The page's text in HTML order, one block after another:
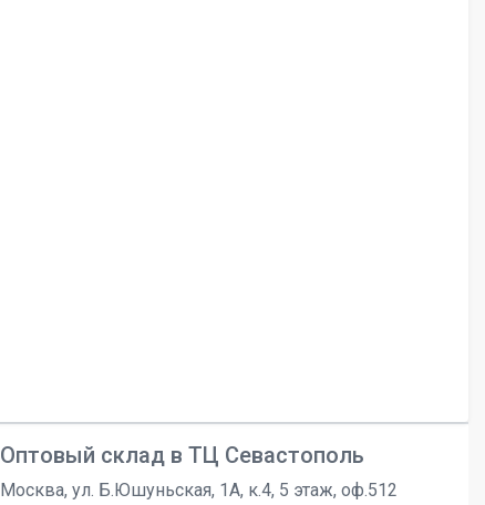
Оптовый склад в ТЦ Севастополь
Москва, ул. Б.Юшуньская, 1А, к.4, 5 этаж, оф.512